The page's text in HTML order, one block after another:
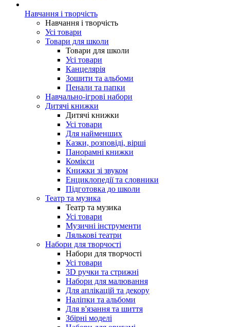
Навчання і творчість
Навчання і творчість
Усі товари
Товари для школи
Товари для школи
Усі товари
Канцелярія
Зошити та альбоми
Пенали та папки
Навчально-ігрові набори
Дитячі книжки
Дитячі книжки
Усі товари
Для найменших
Казки, розповіді, вірші
Панорамні книжки
Комікси
Книжки зі звуком
Енциклопедії та словники
Підготовка до школи
Театр та музика
Театр та музика
Усі товари
Музичні інструменти
Лялькові театри
Набори для творчості
Набори для творчості
Усі товари
3D ручки та стрижні
Набори для малювання
Для аплікацій та декору
Наліпки та альбоми
Для в'язання та шиття
Збірні моделі